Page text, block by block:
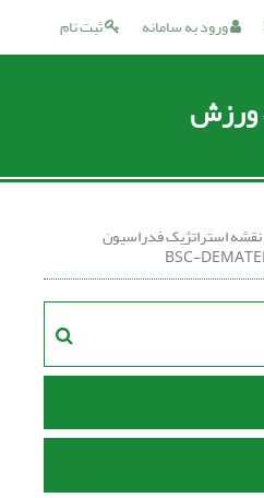
ثبت نام ورود به سامانه
ورزش
استراتژیک فدراسیون